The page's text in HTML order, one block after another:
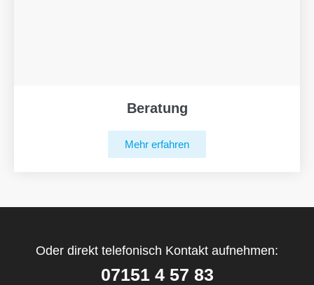
Beratung
Mehr erfahren
Oder direkt telefonisch Kontakt aufnehmen:
07151 4 57 83